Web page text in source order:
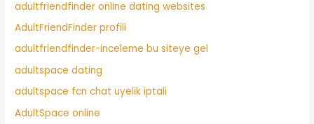
adultfriendfinder online dating websites
AdultFriendFinder profili
adultfriendfinder-inceleme bu siteye gel
adultspace dating
adultspace fcn chat uyelik iptali
AdultSpace online